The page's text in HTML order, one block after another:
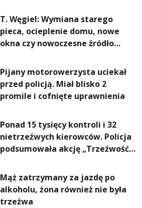
T. Węgiel: Wymiana starego
pieca, ocieplenie domu, nowe
okna czy nowoczesne źródło
rachunki za energię, lepszy
komfort życia i... czystsze
powietrze
Pijany motorowerzysta uciekał
przed policją. Miał blisko 2
promile i cofnięte uprawnienia
Ponad 15 tysięcy kontroli i 32
nietrzeźwych kierowców. Policja
podsumowała akcję „Trzeźwość”
Mąż zatrzymany za jazdę po
alkoholu, żona również nie była
trzeźwa